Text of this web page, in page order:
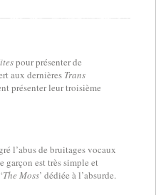
pour présenter de
aux dernières Trans
présenter leur troisième
l’abus de bruitages vocaux
garçon est très simple et
The Moss’ dédiée à l’absurde.